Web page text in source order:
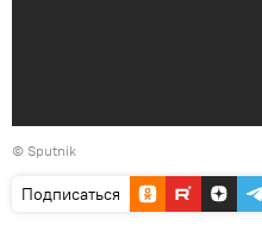
© Sputnik
Подписаться